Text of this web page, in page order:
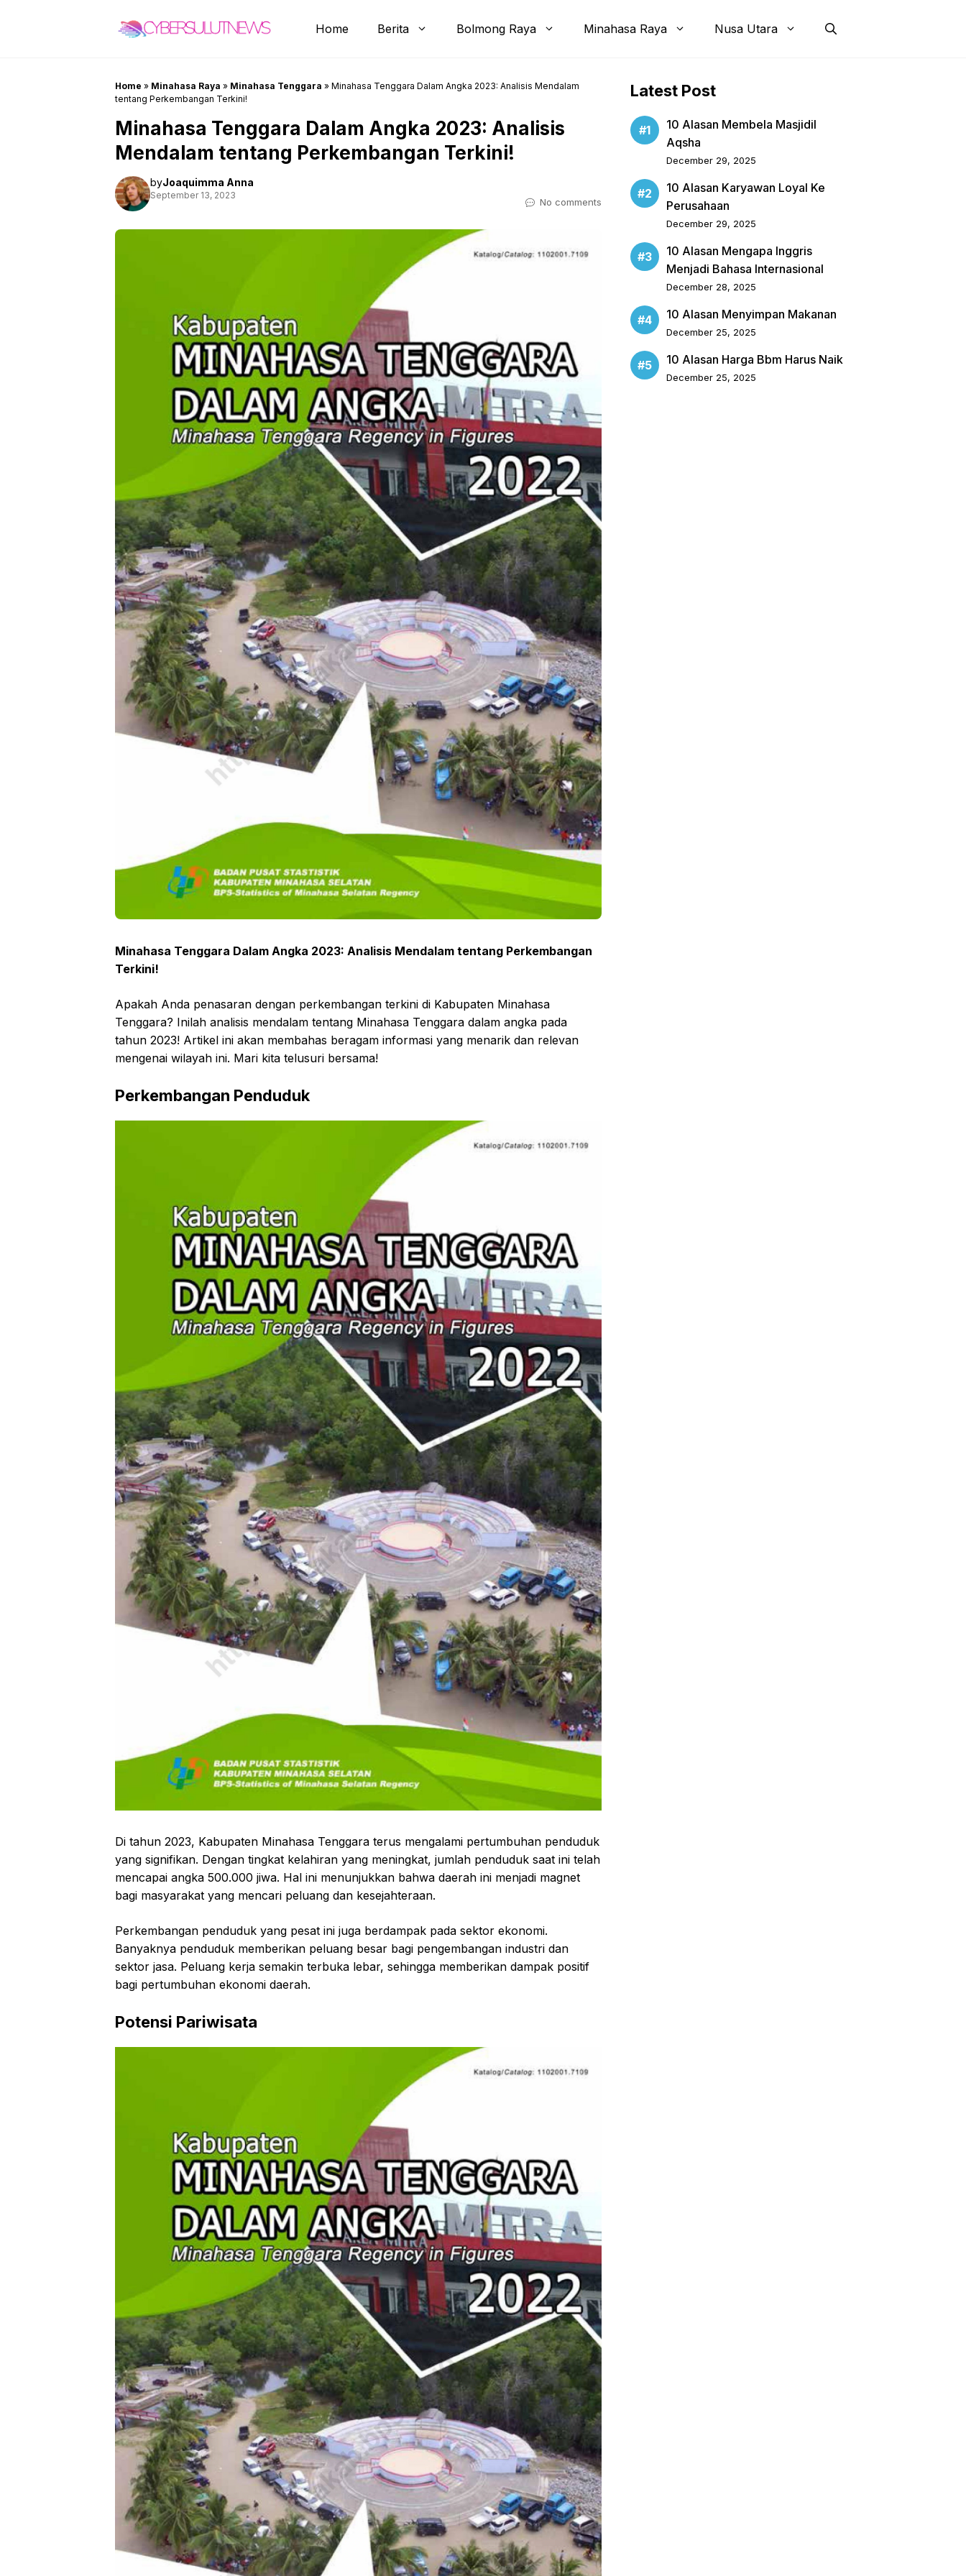
Home Berita Bolmong Raya Minahasa Raya Nusa Utara
Home » Minahasa Raya » Minahasa Tenggara » Minahasa Tenggara Dalam Angka 2023: Analisis Mendalam
tentang Perkembangan Terkini!
Minahasa Tenggara Dalam Angka 2023: Analisis
Mendalam tentang Perkembangan Terkini!
byJoaquimma Anna
September 13, 2023
No comments
Minahasa Tenggara Dalam Angka 2023: Analisis Mendalam tentang Perkembangan
Terkini!
Apakah Anda penasaran dengan perkembangan terkini di Kabupaten Minahasa
Tenggara? Inilah analisis mendalam tentang Minahasa Tenggara dalam angka pada
tahun 2023! Artikel ini akan membahas beragam informasi yang menarik dan relevan
mengenai wilayah ini. Mari kita telusuri bersama!
Perkembangan Penduduk
Di tahun 2023, Kabupaten Minahasa Tenggara terus mengalami pertumbuhan penduduk
yang signifikan. Dengan tingkat kelahiran yang meningkat, jumlah penduduk saat ini telah
mencapai angka 500.000 jiwa. Hal ini menunjukkan bahwa daerah ini menjadi magnet
bagi masyarakat yang mencari peluang dan kesejahteraan.
Perkembangan penduduk yang pesat ini juga berdampak pada sektor ekonomi.
Banyaknya penduduk memberikan peluang besar bagi pengembangan industri dan
sektor jasa. Peluang kerja semakin terbuka lebar, sehingga memberikan dampak positif
bagi pertumbuhan ekonomi daerah.
Potensi Pariwisata
Latest Post
10 Alasan Membela Masjidil
Aqsha
December 29, 2025
10 Alasan Karyawan Loyal Ke
Perusahaan
December 29, 2025
10 Alasan Mengapa Inggris
Menjadi Bahasa Internasional
December 28, 2025
10 Alasan Menyimpan Makanan
December 25, 2025
10 Alasan Harga Bbm Harus Naik
December 25, 2025